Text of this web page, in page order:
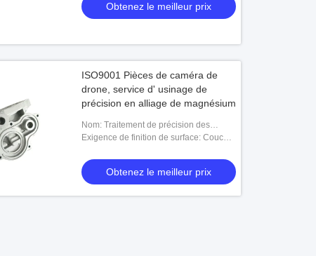
Obtenez le meilleur prix
ISO9001 Pièces de caméra de
drone, service d' usinage de
précision en alliage de magnésium
Nom: Traitement de précision des
alliages de magnésium
Exigence de finition de surface: Couche
peut être personnalisé
Obtenez le meilleur prix